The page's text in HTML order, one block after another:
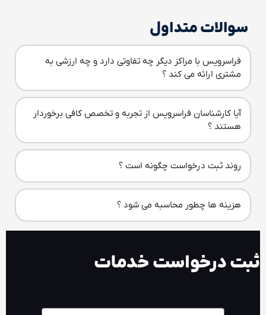
سوالات متداول
فراسرویس با مراکز دیگر چه تفاوتی دارد و چه ارزشی به
مشتری ارائه می کند ؟
آیا کارشناسان فراسرویس از تجربه و تخصص کافی برخوردار
هستند ؟
روند ثبت درخواست چگونه است ؟
هزینه ها چطور محاسبه می شود ؟
ثبت درخواست خدمات​